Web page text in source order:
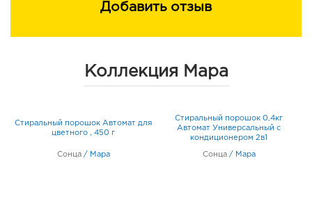
Добавить отзыв
Коллекция Мара
Стиральный порошок Автомат для
цветного , 450 г
Сонца / Мара
Стиральный порошок 0,4кг
Автомат Универсальный с
кондиционером 2в1
Сонца / Мара